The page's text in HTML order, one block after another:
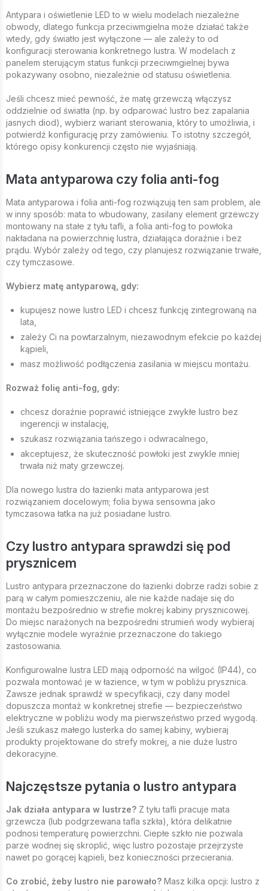
Antypara i oświetlenie LED to w wielu modelach niezależne
obwody, dlatego funkcja przeciwmgielna może działać także
wtedy, gdy światło jest wyłączone — ale zależy to od
konfiguracji sterowania konkretnego lustra. W modelach z
panelem sterującym status funkcji przeciwmgielnej bywa
pokazywany osobno, niezależnie od statusu oświetlenia.
Jeśli chcesz mieć pewność, że matę grzewczą włączysz
oddzielnie od światła (np. by odparować lustro bez zapalania
jasnych diod), wybierz wariant sterowania, który to umożliwia, i
potwierdź konfigurację przy zamówieniu. To istotny szczegół,
którego opisy konkurencji często nie wyjaśniają.
Mata antyparowa czy folia anti-fog
Mata antyparowa i folia anti-fog rozwiązują ten sam problem, ale
w inny sposób: mata to wbudowany, zasilany element grzewczy
montowany na stałe z tyłu tafli, a folia anti-fog to powłoka
nakładana na powierzchnię lustra, działająca doraźnie i bez
prądu. Wybór zależy od tego, czy planujesz rozwiązanie trwałe,
czy tymczasowe.
Wybierz matę antyparową, gdy:
kupujesz nowe lustro LED i chcesz funkcję zintegrowaną na
lata,
zależy Ci na powtarzalnym, niezawodnym efekcie po każdej
kąpieli,
masz możliwość podłączenia zasilania w miejscu montażu.
Rozważ folię anti-fog, gdy:
chcesz doraźnie poprawić istniejące zwykłe lustro bez
ingerencji w instalację,
szukasz rozwiązania tańszego i odwracalnego,
akceptujesz, że skuteczność powłoki jest zwykle mniej
trwała niż maty grzewczej.
Dla nowego lustra do łazienki mata antyparowa jest
rozwiązaniem docelowym; folia bywa sensowna jako
tymczasowa łatka na już posiadane lustro.
Czy lustro antypara sprawdzi się pod
prysznicem
Lustro antypara przeznaczone do łazienki dobrze radzi sobie z
parą w całym pomieszczeniu, ale nie każde nadaje się do
montażu bezpośrednio w strefie mokrej kabiny prysznicowej.
Do miejsc narażonych na bezpośredni strumień wody wybieraj
wyłącznie modele wyraźnie przeznaczone do takiego
zastosowania.
Konfigurowalne lustra LED mają odporność na wilgoć (IP44), co
pozwala montować je w łazience, w tym w pobliżu prysznica.
Zawsze jednak sprawdź w specyfikacji, czy dany model
dopuszcza montaż w konkretnej strefie — bezpieczeństwo
elektryczne w pobliżu wody ma pierwszeństwo przed wygodą.
Jeśli szukasz małego lusterka do samej kabiny, wybieraj
produkty projektowane do strefy mokrej, a nie duże lustro
dekoracyjne.
Najczęstsze pytania o lustro antypara
Jak działa antypara w lustrze? Z tyłu tafli pracuje mata
grzewcza (lub podgrzewana tafla szkła), która delikatnie
podnosi temperaturę powierzchni. Ciepłe szkło nie pozwala
parze wodnej się skroplić, więc lustro pozostaje przejrzyste
nawet po gorącej kąpieli, bez konieczności przecierania.
Co zrobić, żeby lustro nie parowało? Masz kilka opcji: lustro z